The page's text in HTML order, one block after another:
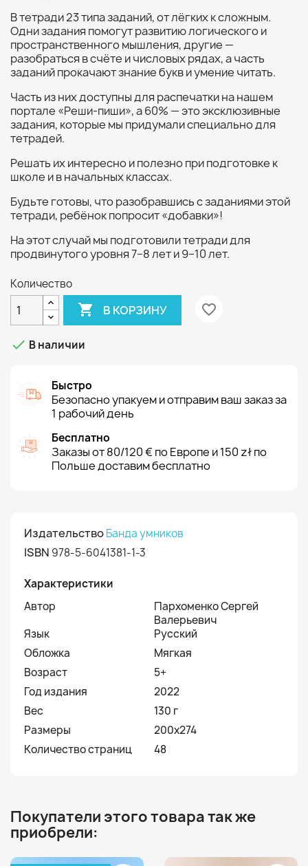
В тетради 23 типа заданий, от лёгких к сложным.
Одни задания помогут развитию логического и
пространственного мышления, другие —
разобраться в счёте и числовых рядах, а часть
заданий прокачают знание букв и умение читать.
Часть из них доступны для распечатки на нашем
портале «Реши-пиши», а 60% — это эксклюзивные
задания, которые мы придумали специально для
тетрадей.
Решать их интересно и полезно при подготовке к
школе и в начальных классах.
Будьте готовы, что разобравшись с заданиями этой
тетради, ребёнок попросит «добавки»!
На этот случай мы подготовили тетради для
продвинутого уровня 7–8 лет и 9–10 лет.
Количество
 В КОРЗИНУ favorite_border
 В наличии
Быстро
Безопасно упакуем и отправим ваш заказ за
1 рабочий день
Бесплатно
Заказы от 80/120 € по Европе и 150 zł по
Польше доставим бесплатно
ИздательствоБанда умников
ISBN 978-5-6041381-1-3
Характеристики
Автор
Пархоменко Сергей
Валерьевич
Язык
Русский
Обложка
Мягкая
Возраст
5+
Год издания
2022
Вес
130 г
Размеры
200х274
Количество страниц
48
Покупатели этого товара так же
приобрели: